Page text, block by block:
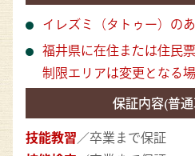
イレズミ（タトゥー）の
福井県に在住または住民
制限エリアは変更となる
保証内容(普
技能教習／卒業まで保証